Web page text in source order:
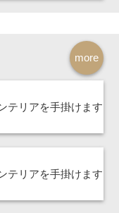
more
テリアを手掛けます
テリアを手掛けます